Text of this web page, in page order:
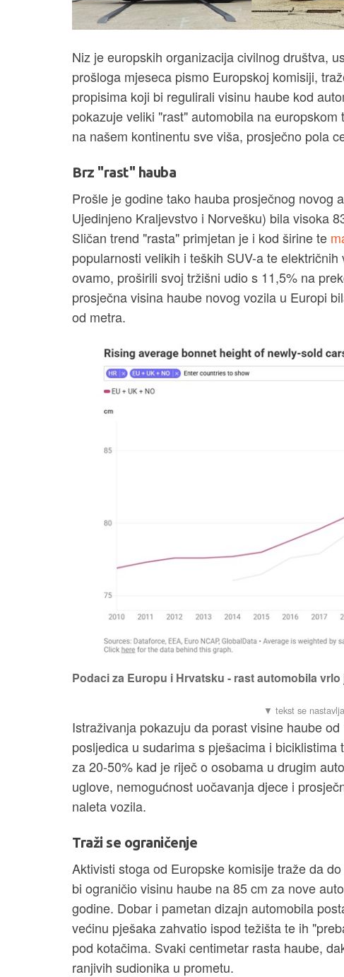
Niz je europskih organizacija civilnog društva,
prošloga mjeseca pismo Europskoj komisiji,
propisima koji bi regulirali visinu haube kod
pokazuje veliki "rast" automobila na
na našem kontinentu sve viša, prosječno pola
Brz "rast" hauba
Prošle je godine tako hauba prosječnog novog
Ujedinjeno Kraljevstvo i Norvešku) bila visoka
Sličan trend "rasta" primjetan je i kod širine te
popularnosti velikih i teških SUV-a te
ovamo, proširili svoj tržišni udio s 11,5% na
prosječna visina haube novog vozila u Europi
od metra.
Podaci za Europu i Hrvatsku - rast automobila vrlo
Istraživanja pokazuju da porast visine haube
posljedica u sudarima s pješacima i
za 20-50% kad je riječ o osobama u drugim
uglove, nemogućnost uočavanja djece i
naleta vozila.
Traži se ograničenje
Aktivisti stoga od Europske komisije traže da
bi ograničio visinu haube na 85 cm za nove
godine. Dobar i pametan dizajn automobila
većinu pješaka zahvatio ispod težišta te ih
pod kotačima. Svaki centimetar rasta haube,
ranjivih sudionika u prometu.